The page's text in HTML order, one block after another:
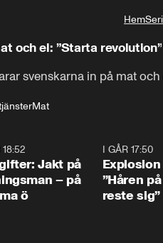
Hem
och el: ”Starta revolution”
svenskarna in på mat och
Mat
Jakt på
– på
ö
I GÅR 17:50
”Håren
reste sig”